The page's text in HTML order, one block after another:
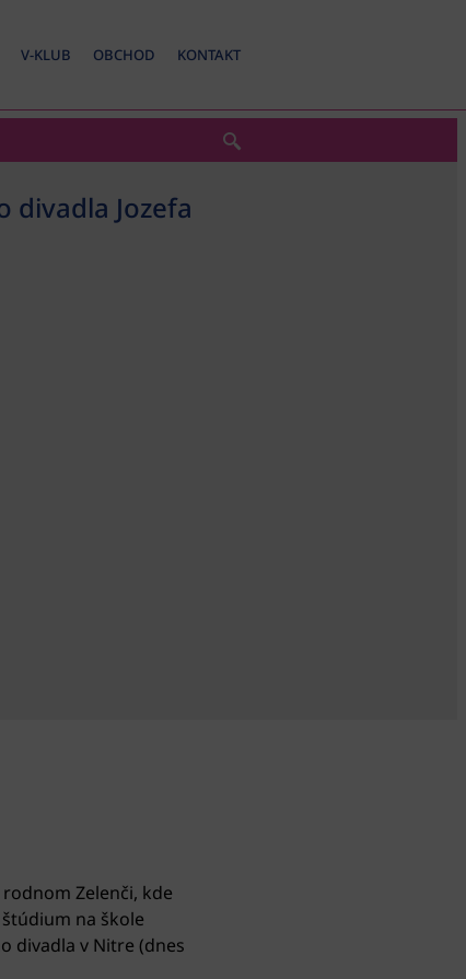
V-KLUB OBCHOD KONTAKT
Jozefa
Zelenči, kde
na škole
divadla v Nitre (dnes